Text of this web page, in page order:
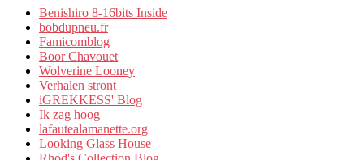
Benishiro 8-16bits Inside
bobdupneu.fr
Famicomblog
Boor Chavouet
Wolverine Looney
Verhalen stront
iGREKKESS' Blog
Ik zag hoog
lafautealamanette.org
Looking Glass House